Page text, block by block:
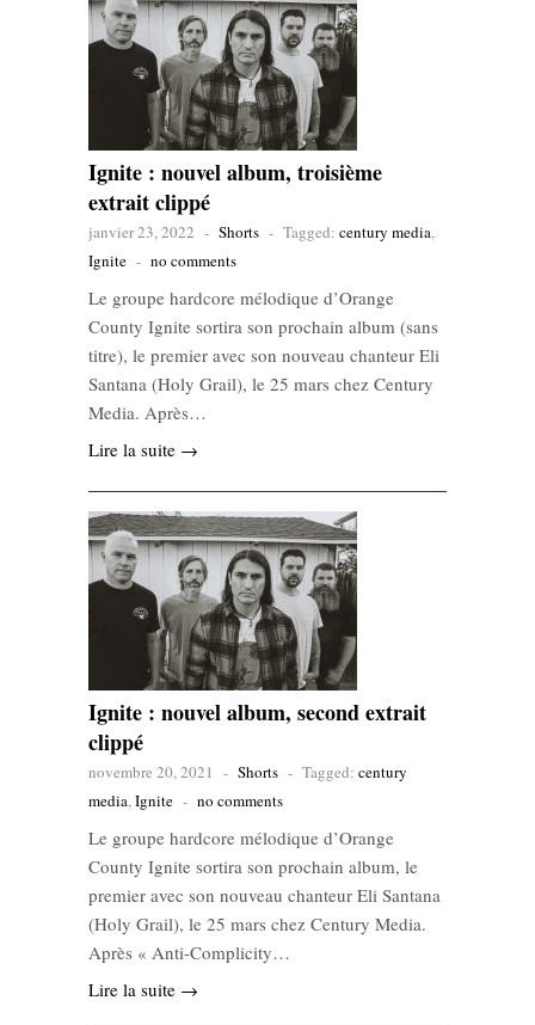
Ignite : nouvel album, troisième
extrait clippé
janvier 23, 2022 - Shorts - Tagged: century media,
Ignite - no comments
Le groupe hardcore mélodique d’Orange
County Ignite sortira son prochain album (sans
titre), le premier avec son nouveau chanteur Eli
Santana (Holy Grail), le 25 mars chez Century
Media. Après…
Lire la suite →
Ignite : nouvel album, second extrait
clippé
novembre 20, 2021 - Shorts - Tagged: century
media,Ignite - no comments
Le groupe hardcore mélodique d’Orange
County Ignite sortira son prochain album, le
premier avec son nouveau chanteur Eli Santana
(Holy Grail), le 25 mars chez Century Media.
Après « Anti-Complicity…
Lire la suite →